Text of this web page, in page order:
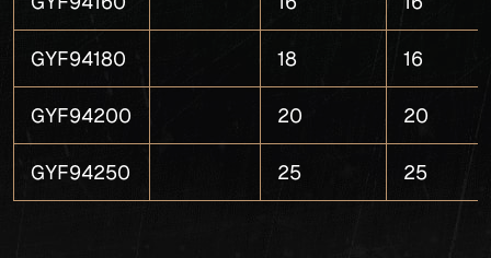
GYF94180 18 16
GYF94200 20 20
GYF94250 25 25